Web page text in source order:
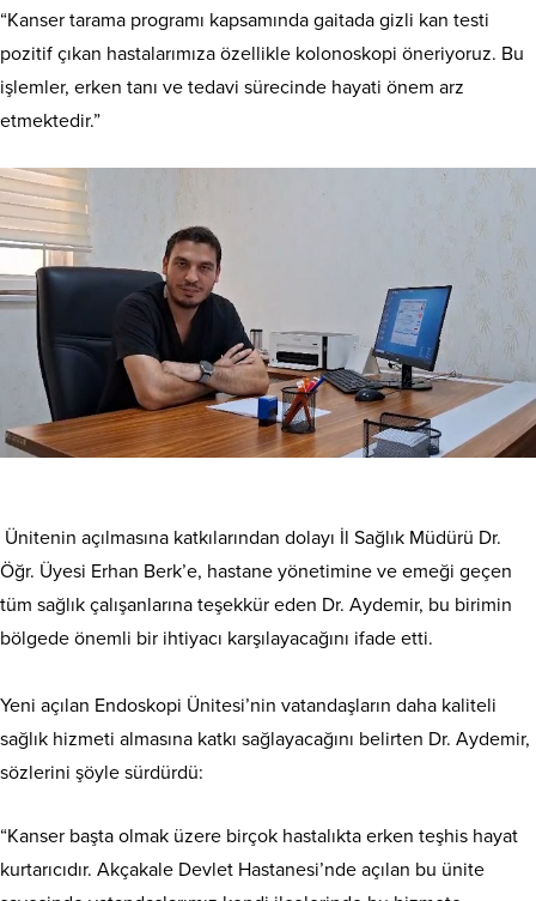
“Kanser tarama programı kapsamında gaitada gizli kan testi
pozitif çıkan hastalarımıza özellikle kolonoskopi öneriyoruz. Bu
işlemler, erken tanı ve tedavi sürecinde hayati önem arz
etmektedir.”
Ünitenin açılmasına katkılarından dolayı İl Sağlık Müdürü Dr.
Öğr. Üyesi Erhan Berk’e, hastane yönetimine ve emeği geçen
tüm sağlık çalışanlarına teşekkür eden Dr. Aydemir, bu birimin
bölgede önemli bir ihtiyacı karşılayacağını ifade etti.
Yeni açılan Endoskopi Ünitesi’nin vatandaşların daha kaliteli
sağlık hizmeti almasına katkı sağlayacağını belirten Dr. Aydemir,
sözlerini şöyle sürdürdü:
“Kanser başta olmak üzere birçok hastalıkta erken teşhis hayat
kurtarıcıdır. Akçakale Devlet Hastanesi’nde açılan bu ünite